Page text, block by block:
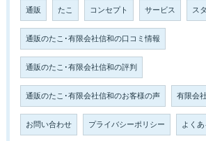
通販 たこ コンセプト サービス ス
通販のたこ･有限会社信和の口コミ情報
通販のたこ･有限会社信和の評判
通販のたこ･有限会社信和のお客様の声 有限会
お問い合わせ プライバシーポリシー よく